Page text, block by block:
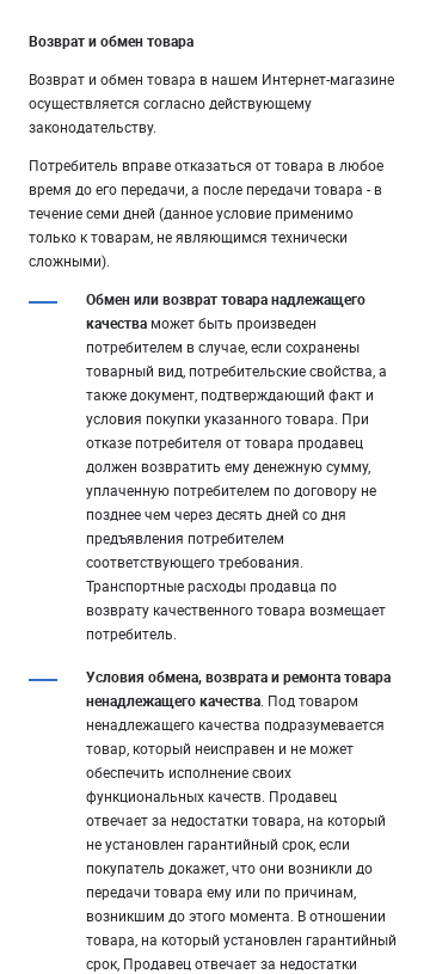
Возврат и обмен товара
Возврат и обмен товара в нашем Интернет-магазине
осуществляется согласно действующему
законодательству.
Потребитель вправе отказаться от товара в любое
время до его передачи, а после передачи товара - в
течение семи дней (данное условие применимо
только к товарам, не являющимся технически
сложными).
Обмен или возврат товара надлежащего
качества может быть произведен
потребителем в случае, если сохранены
товарный вид, потребительские свойства, а
также документ, подтверждающий факт и
условия покупки указанного товара. При
отказе потребителя от товара продавец
должен возвратить ему денежную сумму,
уплаченную потребителем по договору не
позднее чем через десять дней со дня
предъявления потребителем
соответствующего требования.
Транспортные расходы продавца по
возврату качественного товара возмещает
потребитель.
Условия обмена, возврата и ремонта товара
ненадлежащего качества . Под товаром
ненадлежащего качества подразумевается
товар, который неисправен и не может
обеспечить исполнение своих
функциональных качеств. Продавец
отвечает за недостатки товара, на который
не установлен гарантийный срок, если
покупатель докажет, что они возникли до
передачи товара ему или по причинам,
возникшим до этого момента. В отношении
товара, на который установлен гарантийный
срок, Продавец отвечает за недостатки